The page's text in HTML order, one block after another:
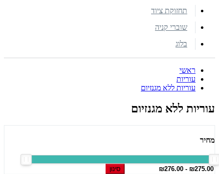
תחזוקת ציוד
שוברי קניה
בלוג
ראשי
עוריות
עוריות ללא מגנזיום
עוריות ללא מגנזיום
מחיר
סינון